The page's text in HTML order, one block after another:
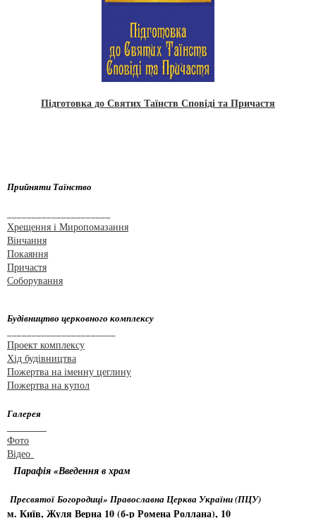
Підготовка до Святих Таїнств Сповіді та Причастя
Прийняти Таїнство
Хрещення і Миропомазання
Вінчання
Покаяння
Причастя
Соборування
Будівництво церковного комплексу
Проект комплексу
Хід будівництва
Пожертва на іменну цеглину
Пожертва на купол
Галерея
Фото
Відео
Парафія «Введення в храм
Пресвятої Богородиці» Православна Церква України (ПЦУ)
м. Київ, Жуля Верна 10 (б-р Ромена Роллана), 10